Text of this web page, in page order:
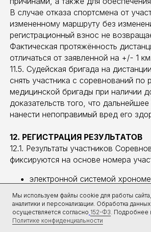
Мы используем файлы cookie для работы сайта,
аналитики и персонализации. Обработка данных
осуществляется согласно 152-ФЗ. Подробнее
Политике конфиденциальности
В случае отказа спортсмена от
измененному маршруту без
регистрационный взнос не
Фактическая протяжённость
отличаться от заявленной на +/- 1
11.5. Судейская бригада на
снять участника с соревнований по
медицинской бригады при наличии
доказательств того, что
нанести непоправимый вред его
12. РЕГИСТРАЦИЯ РЕЗУЛЬТАТОВ
12.1. Результаты участников
фиксируются на основе номера
электронной системой
ручной записью прихода к
12.2. Результаты участников
russiarunning.comв день